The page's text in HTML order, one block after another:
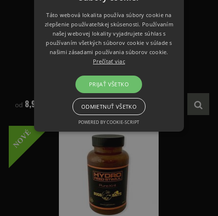
Hydro Feed Stimul Pure Liver
od 8,90 €
NOVÉ
Táto webová lokalita používa súbory cookie na
zlepšenie používateľskej skúsenosti. Používaním
našej webovej lokality vyjadrujete súhlas s
používaním všetkých súborov cookie v súlade s
našimi zásadami používania súborov cookie.
Prečítať viac
PRIJAŤ VŠETKO
ODMIETNUŤ VŠETKO
POWERED BY COOKIE-SCRIPT